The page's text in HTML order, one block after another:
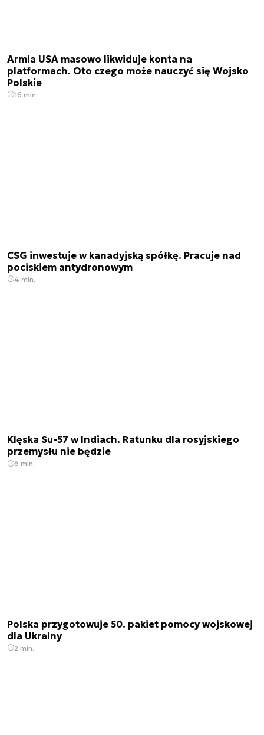
Armia USA masowo likwiduje konta na
platformach. Oto czego może nauczyć się Wojsko
Polskie
16 min.
CSG inwestuje w kanadyjską spółkę. Pracuje nad
pociskiem antydronowym
4 min.
Klęska Su-57 w Indiach. Ratunku dla rosyjskiego
przemysłu nie będzie
6 min.
Polska przygotowuje 50. pakiet pomocy wojskowej
dla Ukrainy
2 min.